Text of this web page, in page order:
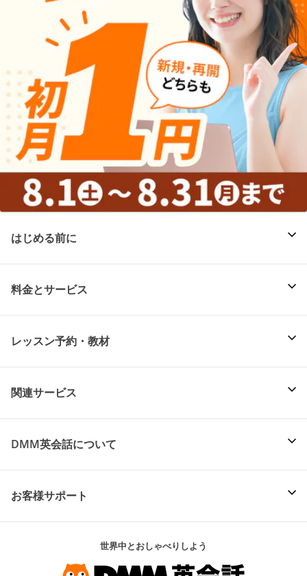
はじめる前に
料金とサービス
レッスン予約・教材
関連サービス
DMM英会話について
お客様サポート
世界中とおしゃべりしよう